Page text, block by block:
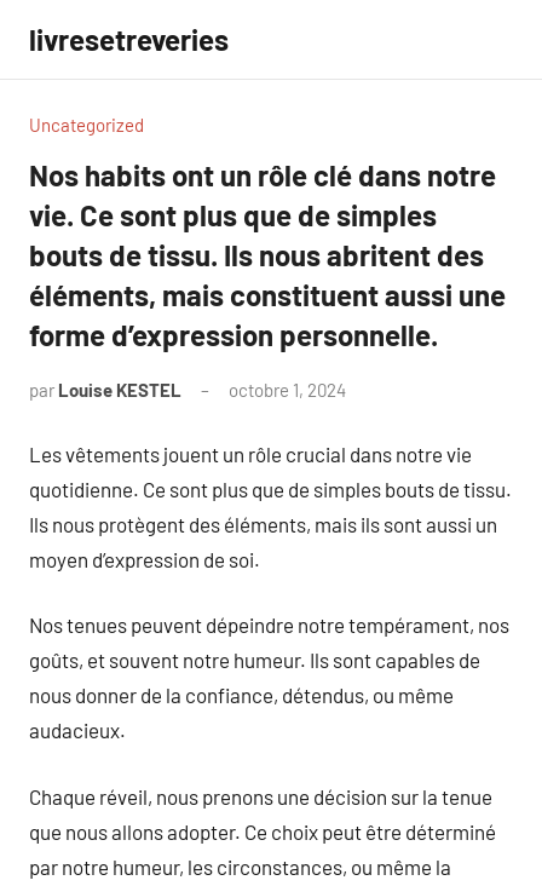
contenu
livresetreveries
Uncategorized
Nos habits ont un rôle clé dans notre
vie. Ce sont plus que de simples
bouts de tissu. Ils nous abritent des
éléments, mais constituent aussi une
forme d’expression personnelle.
par Louise KESTEL octobre 1, 2024
Les vêtements jouent un rôle crucial dans notre vie
quotidienne. Ce sont plus que de simples bouts de tissu.
Ils nous protègent des éléments, mais ils sont aussi un
moyen d’expression de soi.
Nos tenues peuvent dépeindre notre tempérament, nos
goûts, et souvent notre humeur. Ils sont capables de
nous donner de la confiance, détendus, ou même
audacieux.
Chaque réveil, nous prenons une décision sur la tenue
que nous allons adopter. Ce choix peut être déterminé
par notre humeur, les circonstances, ou même la